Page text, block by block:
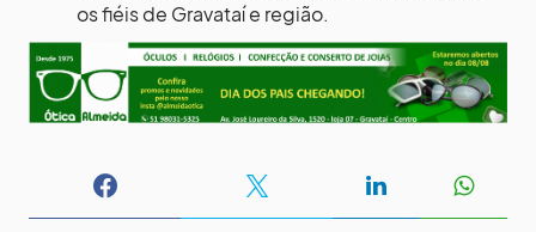
os fiéis de Gravataí e região.